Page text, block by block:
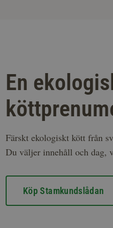
En
Färskt ekologiskt kött från
Du väljer innehåll och dag,
Köp Stamkundslådan